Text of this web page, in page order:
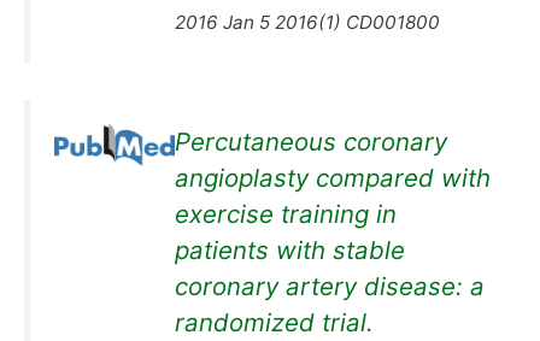
2016 Jan 5 2016(1) CD001800
Percutaneous coronary
angioplasty compared with
exercise training in
patients with stable
coronary artery disease: a
randomized trial.